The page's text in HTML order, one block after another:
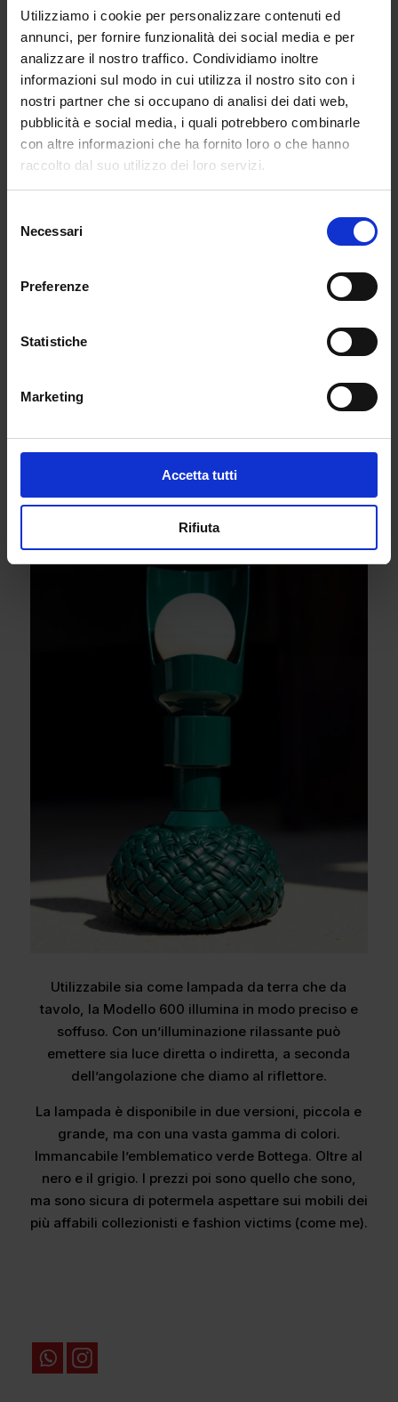
Utilizziamo i cookie per personalizzare contenuti ed
annunci, per fornire funzionalità dei social media e per
analizzare il nostro traffico. Condividiamo inoltre
informazioni sul modo in cui utilizza il nostro sito con i
nostri partner che si occupano di analisi dei dati web,
pubblicità e social media, i quali potrebbero combinarle
con altre informazioni che ha fornito loro o che hanno
raccolto dal suo utilizzo dei loro servizi.
delNecessari
Preferenze
Statistiche
Marketing
Accetta tutti
Rifiuta
per le silhouette duttili e la pelle liscia. Così Modello
600 proponeva un nuovo tipo di flessibilità con
forme e componenti dalle linee più morbide.
Insomma, due facce della stessa medaglia.
Sarfatti aggirò la rigidità classica delle basi
lampade da tavolo progettando una base costituita
da pallini di piombo all’interno di pelle liscia. Questa
innovazione permetteva alla lampada di essere
semplicità. Permettendo inoltre di adattare l’angolo
Nel nuovo Modello 600
reinterpretato da Flos e Bottega
Veneta, la base in pelle è realizzate
con le distintive lavorazioni del
Viene mantenuta la forma della lampadina
originale, ma questa nuova versione è
È così che incarna l’innovativa artigianalità,
componente fondamentale di entrambi i marchi.
Utilizzabile sia come lampada da terra che da
tavolo, la Modello 600 illumina in modo preciso e
soffuso. Con un’illuminazione rilassante può
emettere sia luce diretta o indiretta, a seconda
dell’angolazione che diamo al riflettore.
La lampada è disponibile in due versioni, piccola e
grande, ma con una vasta gamma di colori.
Immancabile l’emblematico verde Bottega. Oltre al
nero e il grigio. I prezzi poi sono quello che sono,
ma sono sicura di potermela aspettare sui mobili dei
più affabili collezionisti e fashion victims (come me).